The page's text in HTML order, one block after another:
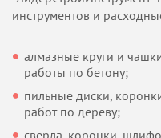
инструментов и
алмазные круги и
работы по бетону;
пильные диски,
работ по дереву;
сверла, коронки,